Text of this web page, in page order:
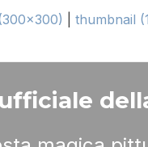
|thumbnail